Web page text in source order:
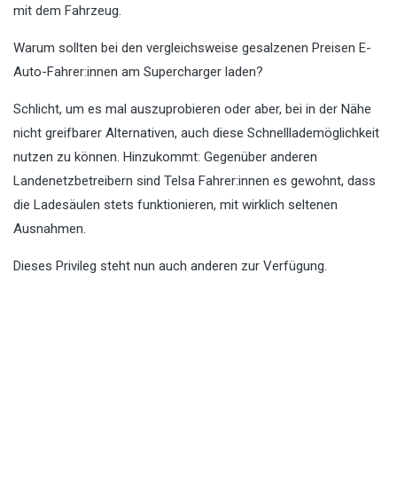
mit dem Fahrzeug.
Warum sollten bei den vergleichsweise gesalzenen Preisen E-
Auto-Fahrer:innen am Supercharger laden?
Schlicht, um es mal auszuprobieren oder aber, bei in der Nähe
nicht greifbarer Alternativen, auch diese Schnelllademöglichkeit
nutzen zu können. Hinzukommt: Gegenüber anderen
Landenetzbetreibern sind Telsa Fahrer:innen es gewohnt, dass
die Ladesäulen stets funktionieren, mit wirklich seltenen
Ausnahmen.
Dieses Privileg steht nun auch anderen zur Verfügung.